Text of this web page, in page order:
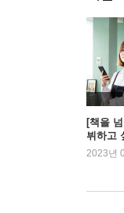
─ 크리
틀린
마음
실패
─ 이슈
은유
니체와
[책을
뷔하고
요즘사
2023년